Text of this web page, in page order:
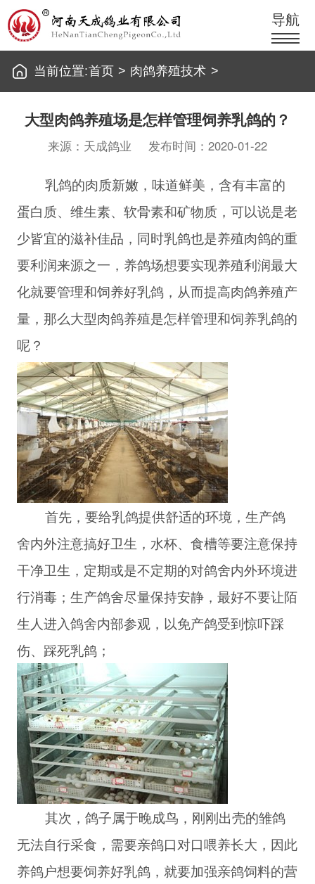
导航
当前位置:首页 > 肉鸽养殖技术 >
大型肉鸽养殖场是怎样管理饲养乳鸽的？
来源：天成鸽业 发布时间：2020-01-22
乳鸽的肉质新嫩，味道鲜美，含有丰富的
蛋白质、维生素、软骨素和矿物质，可以说是老
少皆宜的滋补佳品，同时乳鸽也是养殖肉鸽的重
要利润来源之一，养鸽场想要实现养殖利润最大
化就要管理和饲养好乳鸽，从而提高肉鸽养殖产
量，那么大型肉鸽养殖是怎样管理和饲养乳鸽的
呢？
首先，要给乳鸽提供舒适的环境，生产鸽
舍内外注意搞好卫生，水杯、食槽等要注意保持
干净卫生，定期或是不定期的对鸽舍内外环境进
行消毒；生产鸽舍尽量保持安静，最好不要让陌
生人进入鸽舍内部参观，以免产鸽受到惊吓踩
伤、踩死乳鸽；
其次，鸽子属于晚成鸟，刚刚出壳的雏鸽
无法自行采食，需要亲鸽口对口喂养长大，因此
养鸽户想要饲养好乳鸽，就要加强亲鸽饲料的营